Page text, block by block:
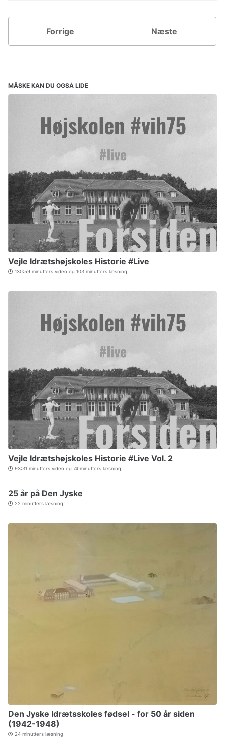
Forrige Næste
MÅSKE KAN DU OGSÅ LIDE
Vejle Idrætshøjskoles Historie #Live
130:59 minutters video og 103 minutters læsning
Vejle Idrætshøjskoles Historie #Live Vol. 2
93:31 minutters video og 74 minutters læsning
25 år på Den Jyske
22 minutters læsning
Den Jyske Idrætsskoles fødsel - for 50 år siden
(1942-1948)
24 minutters læsning